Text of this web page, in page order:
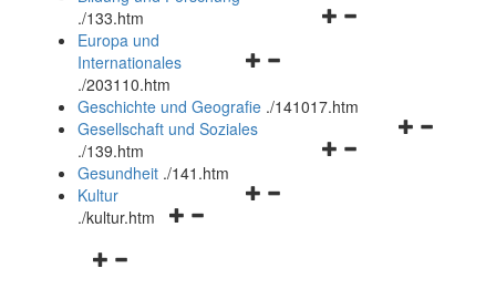
Navigationsmenü
./133.htm
Navigationsmenü
und
schließen
Europa und
Internationales
./203110.htm
Geschichte und Geografie ./141017.htm
Navigationsmenü
Gesellschaft und Soziales
./139.htm
Navigationsmenü
Gesundheit ./141.htm
Navigationsmenü
Kultur
./kultur.htm
Navigationsmenü